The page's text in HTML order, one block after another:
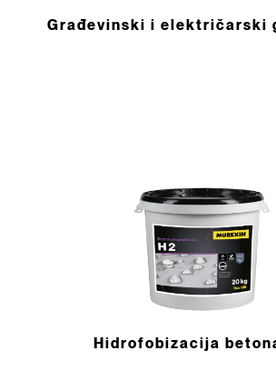
Građevinski i električarski
Hidrofobizacija